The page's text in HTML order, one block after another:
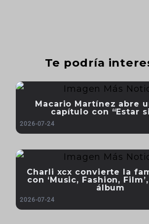
Te podría
Macario Martínez abre
capítulo con “Estar
2026-07-24
Charli xcx convierte la
con ‘Music, Fashion,
álbum
2026-07-24